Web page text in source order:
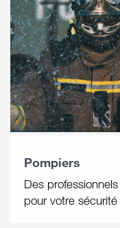
Pompiers
Des
pour votre sécurité